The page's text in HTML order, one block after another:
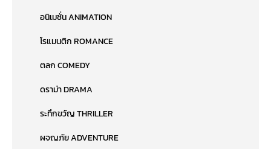
อนิเมชั่น ANIMATION
โรแมนติก ROMANCE
ตลก COMEDY
ดราม่า DRAMA
ระทึกขวัญ THRILLER
ผจญภัย ADVENTURE